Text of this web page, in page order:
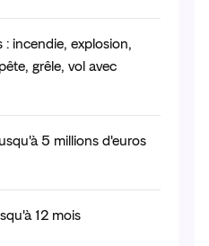
: incendie, explosion,
grêle, vol avec
5 millions d'euros
12 mois